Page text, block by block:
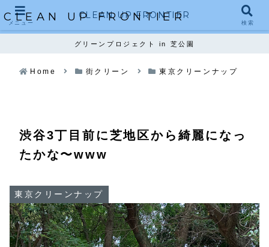
CLEAN UP FRONTIER
グリーンプロジェクト in 芝公園
Home 街クリーン 東京クリーンナップ
渋谷3丁目前に芝地区から綺麗になっ
たかな〜www
東京クリーンナップ
メニュー
CLEAN UP FRONTIER
検索